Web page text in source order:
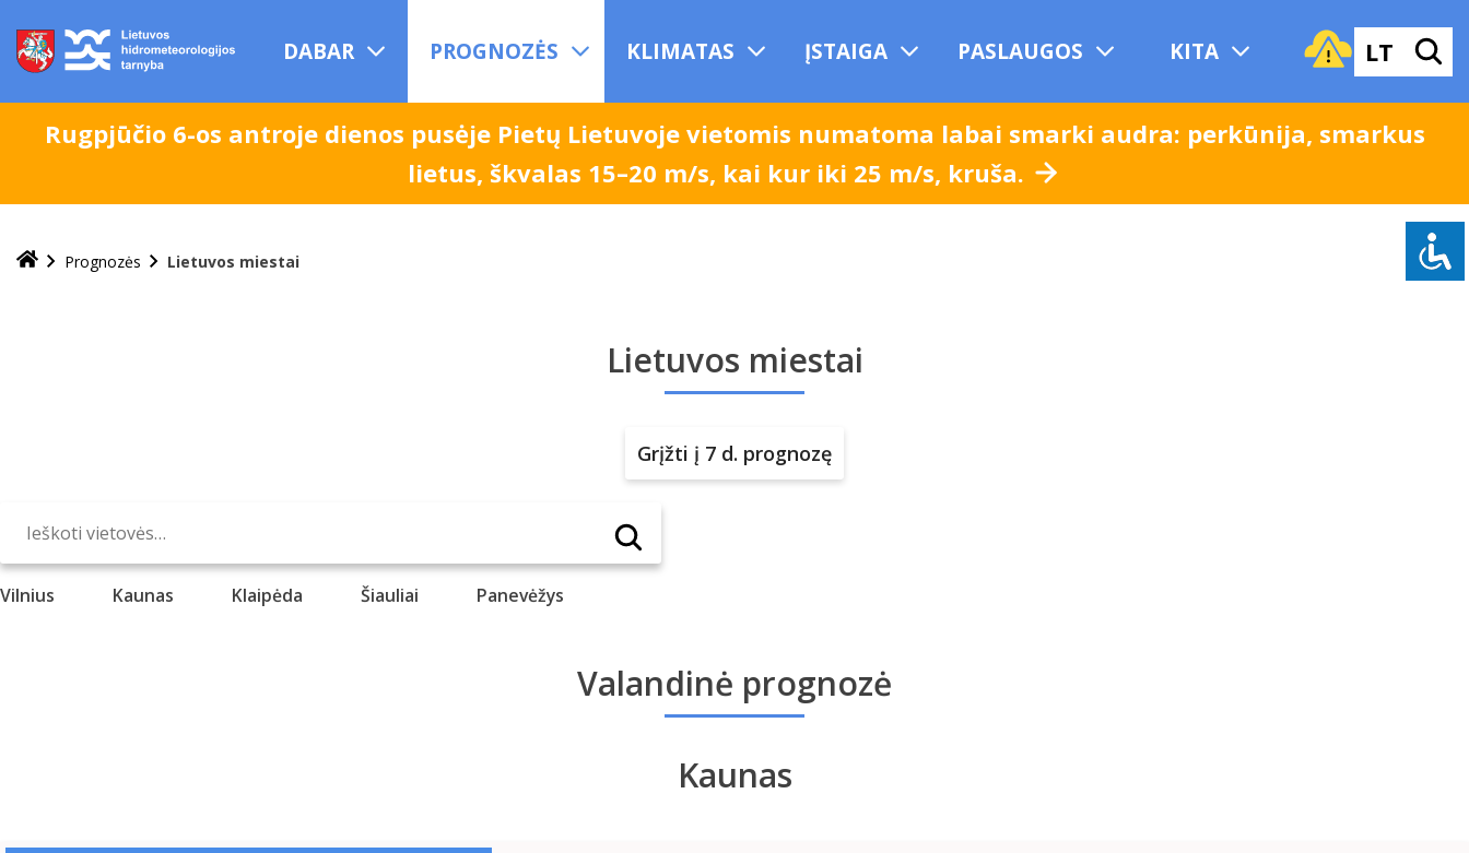
pereiti
turinį
DABAR PROGNOZĖS KLIMATAS ĮSTAIGA PASLAUGOS KITA LT
Rugpjūčio 6-os antroje dienos pusėje Pietų Lietuvoje vietomis numatoma labai smarki audra: perkūnija, smarkus
lietus, škvalas 15–20 m/s, kai kur iki 25 m/s, kruša.
Prognozės Lietuvos miestai
Lietuvos miestai
Grįžti į 7 d. prognozę
Vilnius Kaunas Klaipėda Šiauliai Panevėžys
Valandinė prognozė
Kaunas